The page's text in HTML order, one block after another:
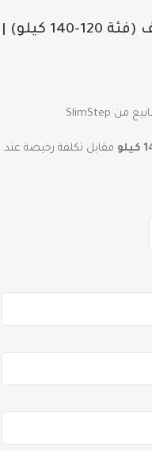
نظام SlimStep الغذائي للتنحيف (فئة 120-140 كيلو) |
مقابل تكلفة رخيصة عند